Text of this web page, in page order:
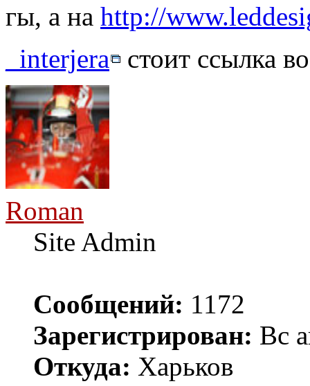
гы, а на http://
_interjera
стоит ссылка
Roman
Site Admin
Сообщений: 1172
Зарегистрирован: Вс
Откуда: Харьков